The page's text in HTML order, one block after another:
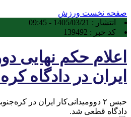
صفحه نخست ورزش
انتشار : 1405/03/21 - 09:45
کد خبر : 139492
اعلام حکم نهایی
ایران در دادگاه
دادگاه قطعی شد.